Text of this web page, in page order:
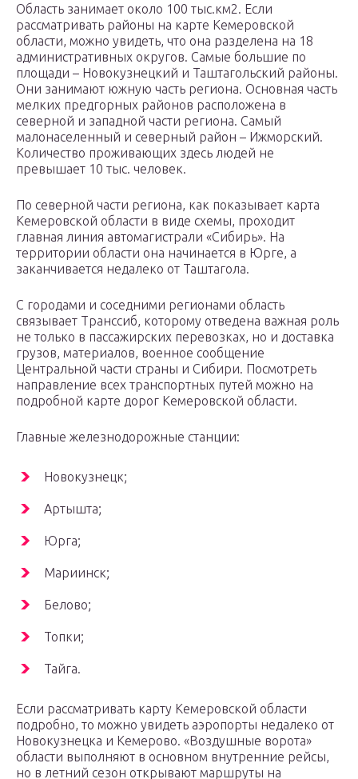
Область занимает около 100 тыс.км2. Если
рассматривать районы на карте Кемеровской
области, можно увидеть, что она разделена на 18
административных округов. Самые большие по
площади – Новокузнецкий и Таштагольский районы.
Они занимают южную часть региона. Основная часть
мелких предгорных районов расположена в
северной и западной части региона. Самый
малонаселенный и северный район – Ижморский.
Количество проживающих здесь людей не
превышает 10 тыс. человек.
По северной части региона, как показывает карта
Кемеровской области в виде схемы, проходит
главная линия автомагистрали «Сибирь». На
территории области она начинается в Юрге, а
заканчивается недалеко от Таштагола.
С городами и соседними регионами область
связывает Транссиб, которому отведена важная роль
не только в пассажирских перевозках, но и доставка
грузов, материалов, военное сообщение
Центральной части страны и Сибири. Посмотреть
направление всех транспортных путей можно на
подробной карте дорог Кемеровской области.
Главные железнодорожные станции:
Новокузнецк;
Артышта;
Юрга;
Мариинск;
Белово;
Топки;
Тайга.
Если рассматривать карту Кемеровской области
подробно, то можно увидеть аэропорты недалеко от
Новокузнецка и Кемерово. «Воздушные ворота»
области выполняют в основном внутренние рейсы,
но в летний сезон открывают маршруты на